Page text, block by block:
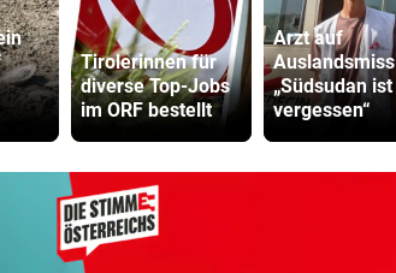
Tirolerinnen für
diverse Top-Jobs
im ORF bestellt
Arzt auf
„Südsudan ist
vergessen“